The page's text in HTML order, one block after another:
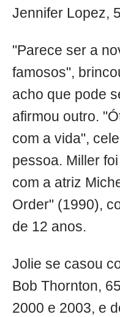
Jennifer Lopez,
"Parece ser a
famosos",
acho que pode
afirmou outro.
com a vida",
pessoa. Miller
com a atriz
Order" (1990),
de 12 anos.
Jolie se casou
Bob Thornton,
2000 e 2003, e